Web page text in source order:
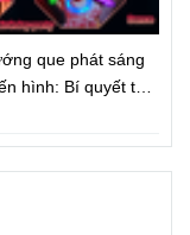
que phát sáng
hình: Bí quyết tạo